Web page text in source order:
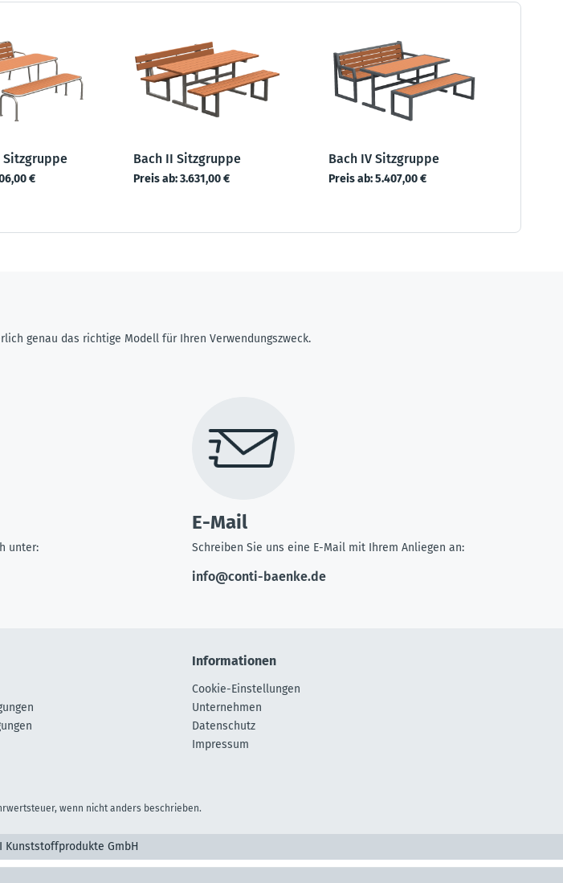
Sitzgruppe
€
Bach II Sitzgruppe
Preis ab:3.631,00 €
Bach IV Sitzgruppe
Preis ab:5.407,00 €
genau das richtige Modell für Ihren Verwendungszweck.
unter:
E-Mail
Schreiben Sie uns eine E-Mail mit Ihrem Anliegen an:
info@conti-baenke.de
Informationen
Cookie-Einstellungen
Unternehmen
Datenschutz
Impressum
wenn nicht anders beschrieben.
Kunststoffprodukte GmbH